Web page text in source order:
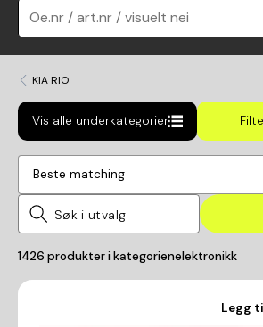
Oe.nr / art.nr / visuelt nei
KIA RIO
Vis alle underkategorier
Beste matching
1426 produkter i kategorienelektronikk
Legg